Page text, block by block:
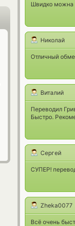
Швидко можна
Николай
Отличный
Виталий
Переводил
Быстро.
Сергей
СУПЕР!
Zheka0077
Всё очень